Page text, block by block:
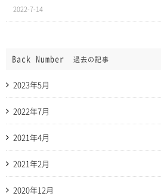
2022-7-14
Back Number 過去の記事
2023年5月
2022年7月
2021年4月
2021年2月
2020年12月